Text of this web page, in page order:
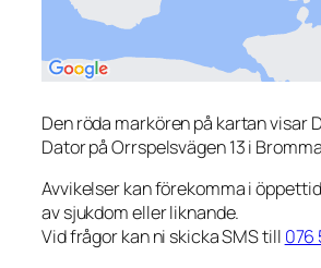
Den röda markören på kartan visar
Dator på Orrspelsvägen 13 i
Avvikelser kan förekomma i
av sjukdom eller liknande.
Vid frågor kan ni skicka SMS till 076